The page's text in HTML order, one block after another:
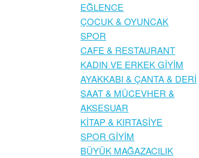
EĞLENCE
ÇOCUK & OYUNCAK
SPOR
CAFE & RESTAURANT
KADIN VE ERKEK GİYİM
AYAKKABI & ÇANTA & DERİ
SAAT & MÜCEVHER &
AKSESUAR
KİTAP & KIRTASİYE
SPOR GİYİM
BÜYÜK MAĞAZACILIK